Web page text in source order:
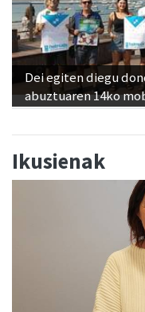
Dei egiten diegu
abuztuaren 14ko
Ikusienak